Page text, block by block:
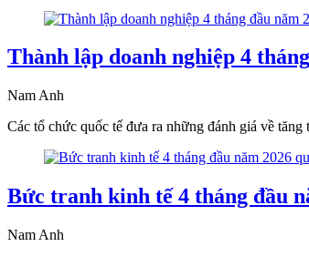
Thành lập doanh nghiệp 4
Nam Anh
Các tổ chức quốc tế đưa ra những đánh giá về
Bức tranh kinh tế 4 tháng đầu
Nam Anh